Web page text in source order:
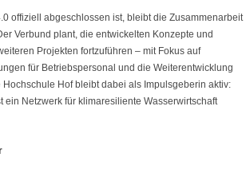
offiziell abgeschlossen ist, bleibt die Zusammenarbeit
Verbund plant, die entwickelten Konzepte und
Projekten fortzuführen – mit Fokus auf
für Betriebspersonal und die Weiterentwicklung
Hof bleibt dabei als Impulsgeberin aktiv:
ein Netzwerk für klimaresiliente Wasserwirtschaft